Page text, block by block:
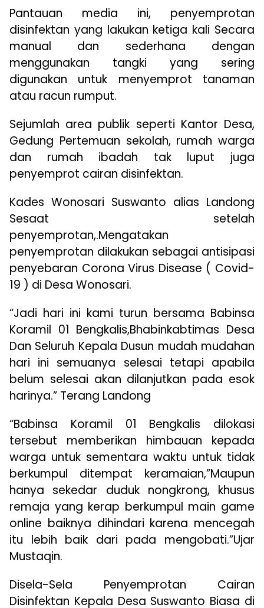
Pantauan media ini, penyemprotan
disinfektan yang lakukan ketiga kali Secara
manual dan sederhana dengan
menggunakan tangki yang sering
digunakan untuk menyemprot tanaman
atau racun rumput.
Sejumlah area publik seperti Kantor Desa,
Gedung Pertemuan sekolah, rumah warga
dan rumah ibadah tak luput juga
penyemprot cairan disinfektan.
Kades Wonosari Suswanto alias Landong
Sesaat setelah
penyemprotan,.Mengatakan
penyemprotan dilakukan sebagai antisipasi
penyebaran Corona Virus Disease ( Covid-
19 ) di Desa Wonosari.
“Jadi hari ini kami turun bersama Babinsa
Koramil 01 Bengkalis,Bhabinkabtimas Desa
Dan Seluruh Kepala Dusun mudah mudahan
hari ini semuanya selesai tetapi apabila
belum selesai akan dilanjutkan pada esok
harinya.” Terang Landong
“Babinsa Koramil 01 Bengkalis dilokasi
tersebut memberikan himbauan kepada
warga untuk sementara waktu untuk tidak
berkumpul ditempat keramaian,”Maupun
hanya sekedar duduk nongkrong, khusus
remaja yang kerap berkumpul main game
online baiknya dihindari karena mencegah
itu lebih baik dari pada mengobati.”Ujar
Mustaqin.
Disela-Sela Penyemprotan Cairan
Disinfektan Kepala Desa Suswanto Biasa di